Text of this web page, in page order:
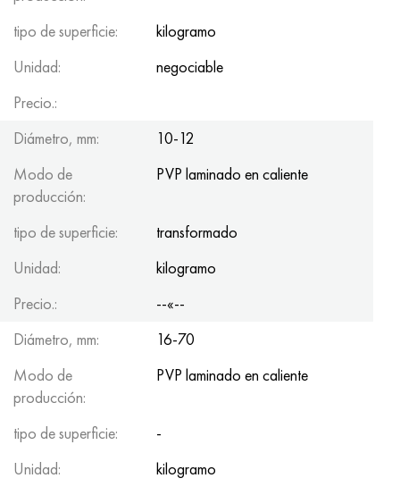
tipo de superficie:
kilogramo
Unidad:
negociable
Precio.:
Diámetro, mm:
10-12
Modo de
producción:
PVP laminado en caliente
tipo de superficie:
transformado
Unidad:
kilogramo
Precio.:
--«--
Diámetro, mm:
16-70
Modo de
producción:
PVP laminado en caliente
tipo de superficie:
-
Unidad:
kilogramo